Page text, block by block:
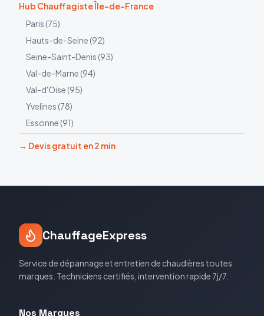
Hub Chauffagiste Île-de-France
Paris (75)
Hauts-de-Seine (92)
Seine-Saint-Denis (93)
Val-de-Marne (94)
Val-d'Oise (95)
Yvelines (78)
Essonne (91)
→ Devis gratuit en 2 min
ChauffageExpress
Service de dépannage et entretien de chaudières toutes
marques. Techniciens certifiés, intervention rapide 7j/7.
Nos Marques